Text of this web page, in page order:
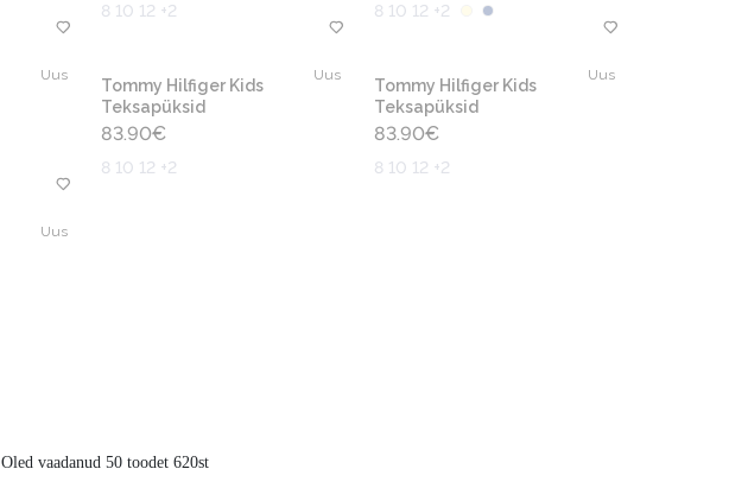
8 10 12 +2 8 10 12 +2
Uus Uus
Tommy Hilfiger Kids
Teksapüksid
83.90€
8 10 12 +2
Uus
Tommy Hilfiger Kids
Teksapüksid
83.90€
8 10 12 +2
Uus
Oled vaadanud 50 toodet 620st